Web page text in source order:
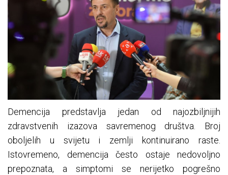
Demencija predstavlja jedan od najozbiljnijih
zdravstvenih izazova savremenog društva. Broj
oboljelih u svijetu i zemlji kontinuirano raste.
Istovremeno, demencija često ostaje nedovoljno
prepoznata, a simptomi se nerijetko pogrešno